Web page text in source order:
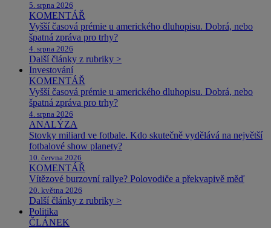
5. srpna 2026
KOMENTÁŘ
Vyšší časová prémie u amerického dluhopisu. Dobrá, nebo
špatná zpráva pro trhy?
4. srpna 2026
Další články z rubriky >
Investování
KOMENTÁŘ
Vyšší časová prémie u amerického dluhopisu. Dobrá, nebo
špatná zpráva pro trhy?
4. srpna 2026
ANALÝZA
Stovky miliard ve fotbale. Kdo skutečně vydělává na největší
fotbalové show planety?
10. června 2026
KOMENTÁŘ
Vítězové burzovní rallye? Polovodiče a překvapivě měď
20. května 2026
Další články z rubriky >
Politika
ČLÁNEK